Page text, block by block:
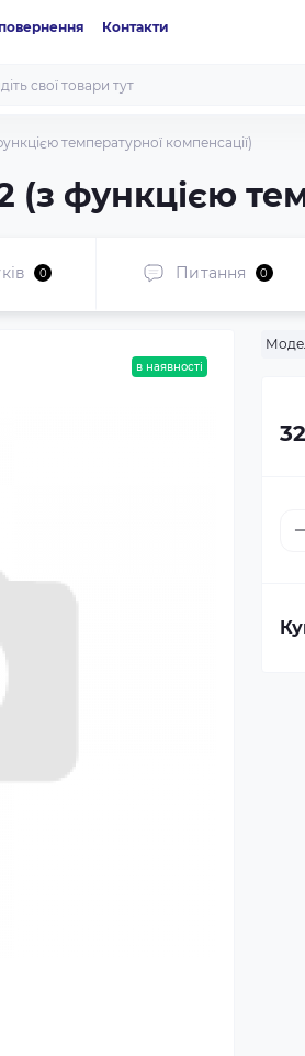
Контакти
температурної компенсації)
(з функцією
0 Питання 0
в наявності